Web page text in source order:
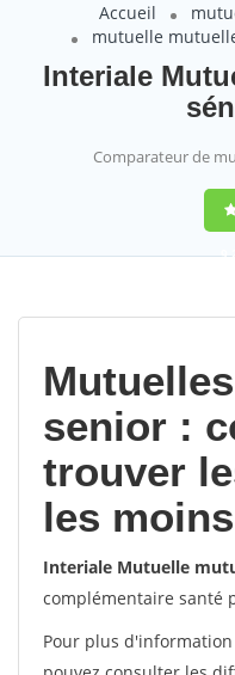
Accueil
mutuelle
Interiale
Comparateur de
senior :
trouver
les
Interiale Mutuelle
complémentaire santé
Pour plus